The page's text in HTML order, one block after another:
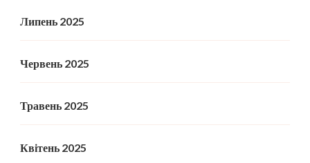
Липень 2025
Червень 2025
Травень 2025
Квітень 2025